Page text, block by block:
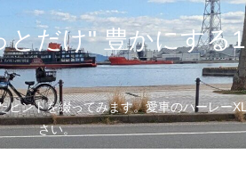
だけ" 豊かにする
ントを綴ってみます。愛車のハーレー
さい。